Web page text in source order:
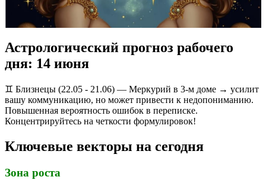
Астрологический прогноз рабочего
дня: 14 июня
♊️ Близнецы (22.05 - 21.06) — Меркурий в 3-м доме → усилит
вашу коммуникацию, но может привести к недопониманию.
Повышенная вероятность ошибок в переписке.
Концентрируйтесь на четкости формулировок!
Ключевые векторы на сегодня
Зона роста